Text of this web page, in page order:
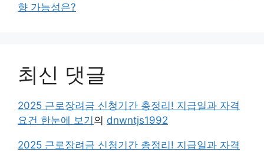
향 가능성은?
최신 댓글
2025 근로장려금 신청기간 총정리! 지급일과 자격
요건 한눈에 보기의 dnwntjs1992
2025 근로장려금 신청기간 총정리! 지급일과 자격